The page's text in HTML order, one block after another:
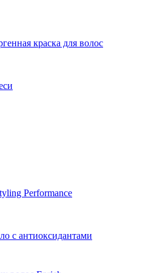
краска для волос
Performance
с антиоксидантами